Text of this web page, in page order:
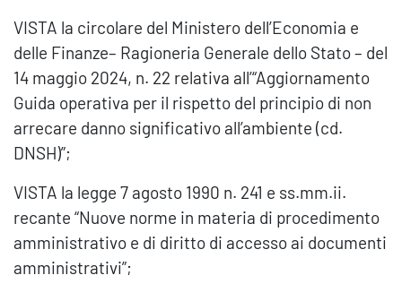
VISTA la circolare del Ministero dell’Economia e
delle Finanze– Ragioneria Generale dello Stato – del
14 maggio 2024, n. 22 relativa all’“Aggiornamento
Guida operativa per il rispetto del principio di non
arrecare danno significativo all’ambiente (cd.
DNSH)”;
VISTA la legge 7 agosto 1990 n. 241 e ss.mm.ii.
recante “Nuove norme in materia di procedimento
amministrativo e di diritto di accesso ai documenti
amministrativi”;